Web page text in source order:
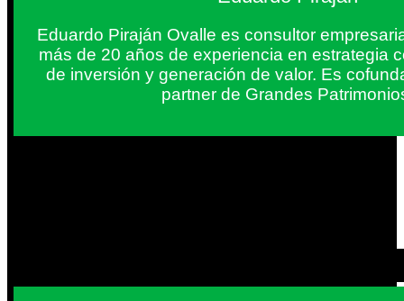
Eduardo Piraján Ovalle es consultor
más de 20 años de experiencia en estrategia
de inversión y generación de valor. Es
partner de Grandes